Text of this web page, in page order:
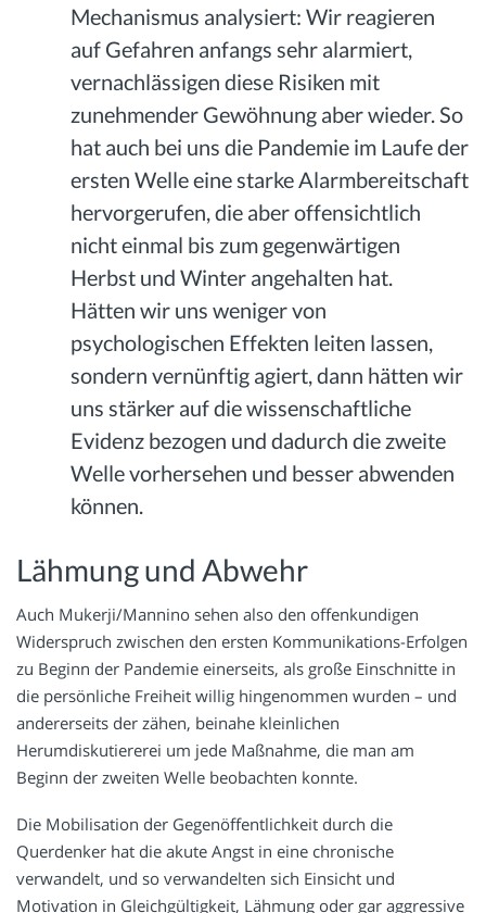
Mechanismus analysiert: Wir reagieren
auf Gefahren anfangs sehr alarmiert,
vernachlässigen diese Risiken mit
zunehmender Gewöhnung aber wieder. So
hat auch bei uns die Pandemie im Laufe der
ersten Welle eine starke Alarmbereitschaft
hervorgerufen, die aber offensichtlich
nicht einmal bis zum gegenwärtigen
Herbst und Winter angehalten hat.
Hätten wir uns weniger von
psychologischen Effekten leiten lassen,
sondern vernünftig agiert, dann hätten wir
uns stärker auf die wissenschaftliche
Evidenz bezogen und dadurch die zweite
Welle vorhersehen und besser abwenden
können.
Lähmung und Abwehr
Auch Mukerji/Mannino sehen also den offenkundigen
Widerspruch zwischen den ersten Kommunikations-Erfolgen
zu Beginn der Pandemie einerseits, als große Einschnitte in
die persönliche Freiheit willig hingenommen wurden – und
andererseits der zähen, beinahe kleinlichen
Herumdiskutiererei um jede Maßnahme, die man am
Beginn der zweiten Welle beobachten konnte.
Die Mobilisation der Gegenöffentlichkeit durch die
Querdenker hat die akute Angst in eine chronische
verwandelt, und so verwandelten sich Einsicht und
Motivation in Gleichgültigkeit, Lähmung oder gar aggressive